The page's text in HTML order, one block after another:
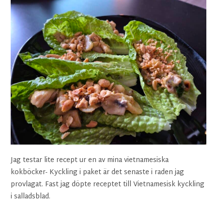
Jag testar lite recept ur en av mina vietnamesiska
kokböcker- Kyckling i paket är det senaste i raden jag
provlagat. Fast jag döpte receptet till Vietnamesisk kyckling
i salladsblad.